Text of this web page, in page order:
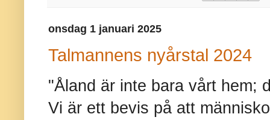
onsdag 1 januari 2025
Talmannens nyårstal 2024
"Åland är inte bara vårt hem;
Vi är ett bevis på att